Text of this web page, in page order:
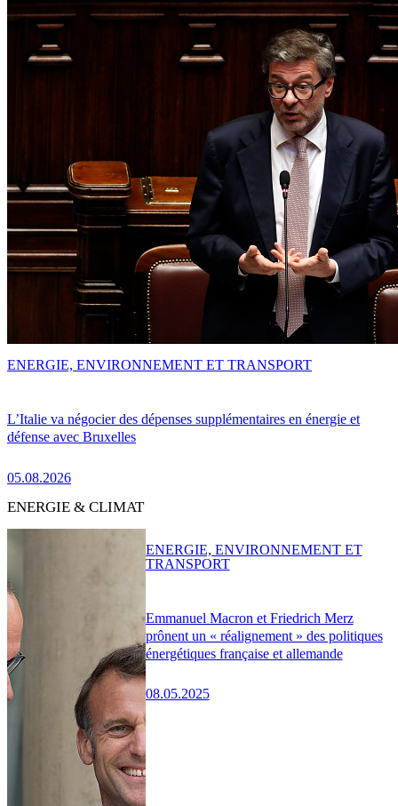
L’Italie va négocier des dépenses supplémentaires en énergie et
défense avec Bruxelles
05.08.2026
ENERGIE, ENVIRONNEMENT ET TRANSPORT
ENERGIE & CLIMAT
Emmanuel Macron et Friedrich Merz
prônent un « réalignement » des politiques
énergétiques française et allemande
08.05.2025
ENERGIE, ENVIRONNEMENT ET
TRANSPORT